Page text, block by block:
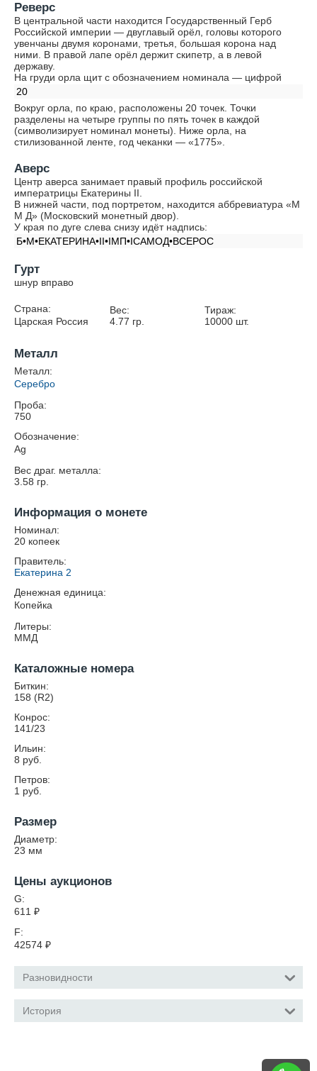
Реверс
В центральной части находится Государственный Герб
Российской империи — двуглавый орёл, головы которого
увенчаны двумя коронами, третья, большая корона над
ними. В правой лапе орёл держит скипетр, а в левой
державу.
На груди орла щит с обозначением номинала — цифрой
20
Вокруг орла, по краю, расположены 20 точек. Точки
разделены на четыре группы по пять точек в каждой
(символизирует номинал монеты). Ниже орла, на
стилизованной ленте, год чеканки — «1775».
Аверс
Центр аверса занимает правый профиль российской
императрицы Екатерины II.
В нижней части, под портретом, находится аббревиатура «М
М Д» (Московский монетный двор).
У края по дуге слева снизу идёт надпись:
Б•М•ЕКАТЕРИНА•II•IМП•IСАМОД•ВСЕРОС
Гурт
шнур вправо
Страна:
Царская Россия
Вес:
4.77 гр.
Тираж:
10000 шт.
Металл
Металл:
Серебро
Проба:
750
Обозначение:
Ag
Вес драг. металла:
3.58 гр.
Информация о монете
Номинал:
20 копеек
Правитель:
Екатерина 2
Денежная единица:
Копейка
Литеры:
ММД
Каталожные номера
Биткин:
158 (R2)
Конрос:
141/23
Ильин:
8 руб.
Петров:
1 руб.
Размер
Диаметр:
23 мм
Цены аукционов
G:
611 ₽
F:
42574 ₽
Разновидности
История